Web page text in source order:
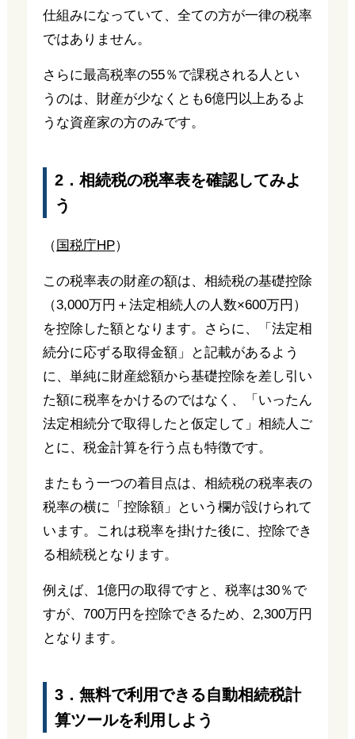
仕組みになっていて、全ての方が一律の税率
ではありません。
さらに最高税率の55％で課税される人とい
うのは、財産が少なくとも6億円以上あるよ
うな資産家の方のみです。
2．相続税の税率表を確認してみよ
う
（ 国税庁HP）
この税率表の財産の額は、相続税の基礎控除
（3,000万円＋法定相続人の人数×600万円）
を控除した額となります。さらに、「法定相
続分に応ずる取得金額」と記載があるよう
に、単純に財産総額から基礎控除を差し引い
た額に税率をかけるのではなく、「いったん
法定相続分で取得したと仮定して」相続人ご
とに、税金計算を行う点も特徴です。
またもう一つの着目点は、相続税の税率表の
税率の横に「控除額」という欄が設けられて
います。これは税率を掛けた後に、控除でき
る相続税となります。
例えば、1億円の取得ですと、税率は30％で
すが、700万円を控除できるため、2,300万円
となります。
3．無料で利用できる自動相続税計
算ツールを利用しよう